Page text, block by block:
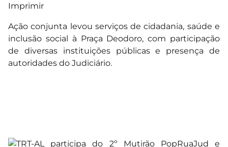
Imprimir
Ação conjunta levou serviços de cidadania, saúde e
inclusão social à Praça Deodoro, com participação
de diversas instituições públicas e presença de
autoridades do Judiciário.